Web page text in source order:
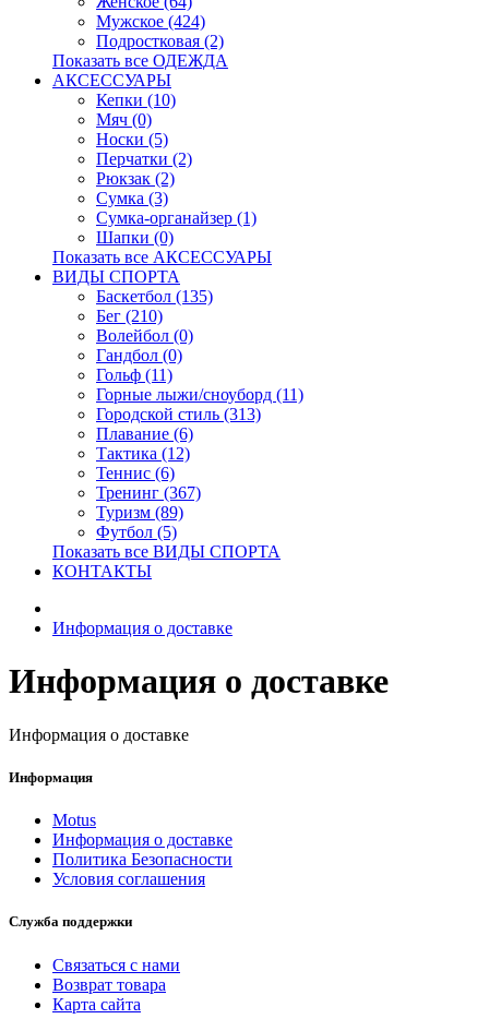
Мужское (424)
Подростковая (2)
Показать все ОДЕЖДА
АКСЕССУАРЫ
Кепки (10)
Мяч (0)
Носки (5)
Перчатки (2)
Рюкзак (2)
Сумка (3)
Сумка-органайзер (1)
Шапки (0)
Показать все АКСЕССУАРЫ
ВИДЫ СПОРТА
Баскетбол (135)
Бег (210)
Волейбол (0)
Гандбол (0)
Гольф (11)
Горные лыжи/сноуборд (11)
Городской стиль (313)
Плавание (6)
Тактика (12)
Теннис (6)
Тренинг (367)
Туризм (89)
Футбол (5)
Показать все ВИДЫ СПОРТА
КОНТАКТЫ
Информация о доставке
Информация о доставке
Информация о доставке
Информация
Motus
Информация о доставке
Политика Безопасности
Условия соглашения
Служба поддержки
Связаться с нами
Возврат товара
Карта сайта